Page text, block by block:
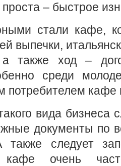
– быстрое
стали кафе,
выпечки,
также ход –
среди
потребителем кафе
вида бизнеса
документы по
также следует
кафе очень